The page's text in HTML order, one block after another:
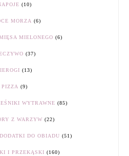
(10)
MORZA (6)
MIELONEGO (6)
(37)
(13)
PIZZA (9)
WYTRAWNE (85)
Z WARZYW (22)
DO OBIADU (51)
I PRZEKĄSKI (160)